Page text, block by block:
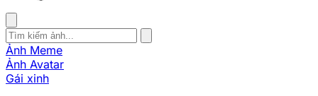
Ảnh Meme
Ảnh Avatar
Gái xinh